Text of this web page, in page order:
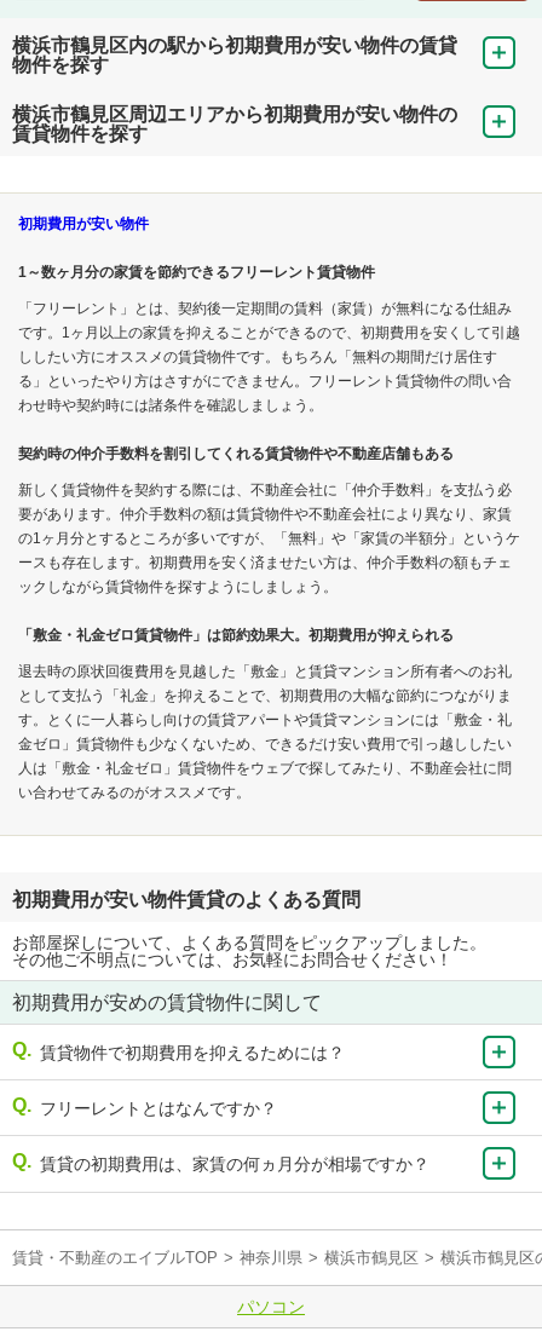
横浜市鶴見区内の駅から初期費用が安い物件の賃貸
物件を探す
横浜市鶴見区周辺エリアから初期費用が安い物件の
賃貸物件を探す
初期費用が安い物件
1～数ヶ月分の家賃を節約できるフリーレント賃貸物件
「フリーレント」とは、契約後一定期間の賃料（家賃）が無料になる仕組み
です。1ヶ月以上の家賃を抑えることができるので、初期費用を安くして引越
ししたい方にオススメの賃貸物件です。もちろん「無料の期間だけ居住す
る」といったやり方はさすがにできません。フリーレント賃貸物件の問い合
わせ時や契約時には諸条件を確認しましょう。
契約時の仲介手数料を割引してくれる賃貸物件や不動産店舗もある
新しく賃貸物件を契約する際には、不動産会社に「仲介手数料」を支払う必
要があります。仲介手数料の額は賃貸物件や不動産会社により異なり、家賃
の1ヶ月分とするところが多いですが、「無料」や「家賃の半額分」というケ
ースも存在します。初期費用を安く済ませたい方は、仲介手数料の額もチェ
ックしながら賃貸物件を探すようにしましょう。
「敷金・礼金ゼロ賃貸物件」は節約効果大。初期費用が抑えられる
退去時の原状回復費用を見越した「敷金」と賃貸マンション所有者へのお礼
として支払う「礼金」を抑えることで、初期費用の大幅な節約につながりま
す。とくに一人暮らし向けの賃貸アパートや賃貸マンションには「敷金・礼
金ゼロ」賃貸物件も少なくないため、できるだけ安い費用で引っ越ししたい
人は「敷金・礼金ゼロ」賃貸物件をウェブで探してみたり、不動産会社に問
い合わせてみるのがオススメです。
初期費用が安い物件賃貸のよくある質問
お部屋探しについて、よくある質問をピックアップしました。
その他ご不明点については、お気軽にお問合せください！
初期費用が安めの賃貸物件に関して
賃貸物件で初期費用を抑えるためには？
フリーレントとはなんですか？
賃貸の初期費用は、家賃の何ヵ月分が相場ですか？
賃貸・不動産のエイブルTOP > 神奈川県 > 横浜市鶴見区 > 横浜市鶴見区
パソコン